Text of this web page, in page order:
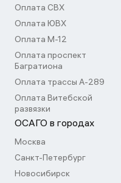
Оплата СВХ
Оплата ЮВХ
Оплата М-12
Оплата проспект
Багратиона
Оплата трассы А-289
Оплата Витебской
развязки
ОСАГО в городах
Москва
Санкт-Петербург
Новосибирск